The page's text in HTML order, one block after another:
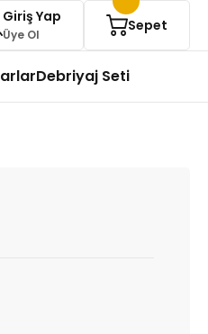
Giriş Yap
Üye Ol
Sepet
Debriyaj Seti